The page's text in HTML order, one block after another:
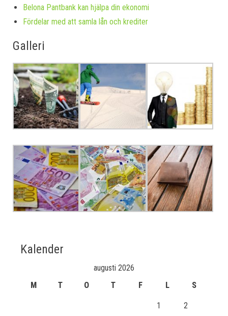
Belona Pantbank kan hjälpa din ekonomi
Fördelar med att samla lån och krediter
Galleri
Kalender
augusti 2026
M
T O T F L S
1 2